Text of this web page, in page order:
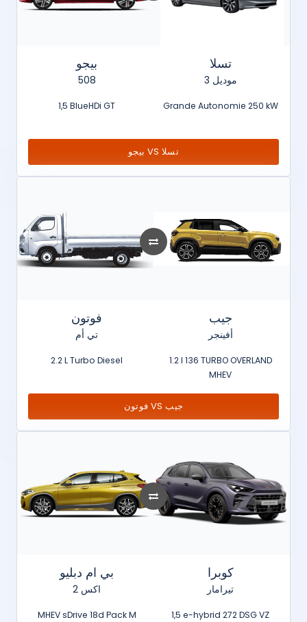
بيجو
508
1,5 BlueHDi GT
تسلا
موديل 3
Grande Autonomie 250 kW
بيجو VS تسلا
فوتون
تي أم
2.2 L Turbo Diesel
جيب
أفينجر
1.2 l 136 TURBO OVERLAND
MHEV
فوتون VS جيب
بي ام دبليو
اكس 2
MHEV sDrive 18d Pack M
كوبرا
تيرامار
1,5 e-hybrid 272 DSG VZ